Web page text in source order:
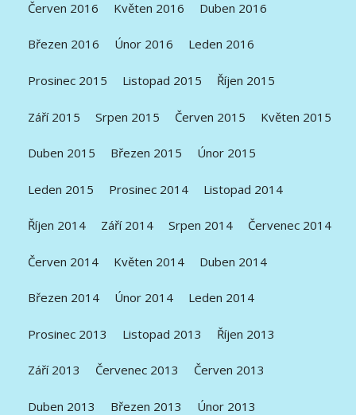
Červen 2016 Květen 2016 Duben 2016
Březen 2016 Únor 2016 Leden 2016
Prosinec 2015 Listopad 2015 Říjen 2015
Září 2015 Srpen 2015 Červen 2015 Květen 2015
Duben 2015 Březen 2015 Únor 2015
Leden 2015 Prosinec 2014 Listopad 2014
Říjen 2014 Září 2014 Srpen 2014 Červenec 2014
Červen 2014 Květen 2014 Duben 2014
Březen 2014 Únor 2014 Leden 2014
Prosinec 2013 Listopad 2013 Říjen 2013
Září 2013 Červenec 2013 Červen 2013
Duben 2013 Březen 2013 Únor 2013